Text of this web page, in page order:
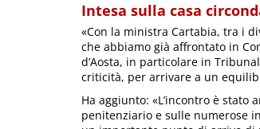
Intesa sulla casa
«Con la ministra Cartabia, tra i
che abbiamo già affrontato in
d’Aosta, in particolare in
criticità, per arrivare a un
Ha aggiunto: «L’incontro è stato
penitenziario e sulle numerose